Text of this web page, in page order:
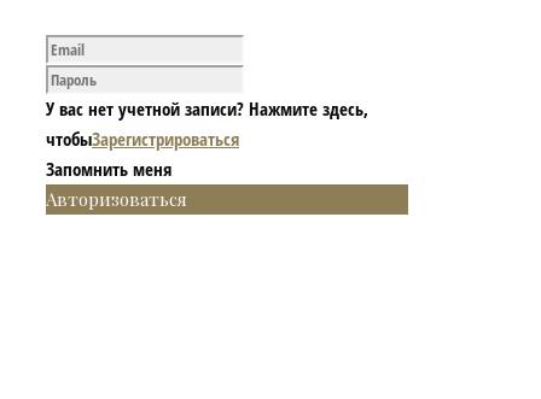
У вас нет учетной записи? Нажмите здесь,
чтобыЗарегистрироваться
Запомнить меня
Авторизоваться